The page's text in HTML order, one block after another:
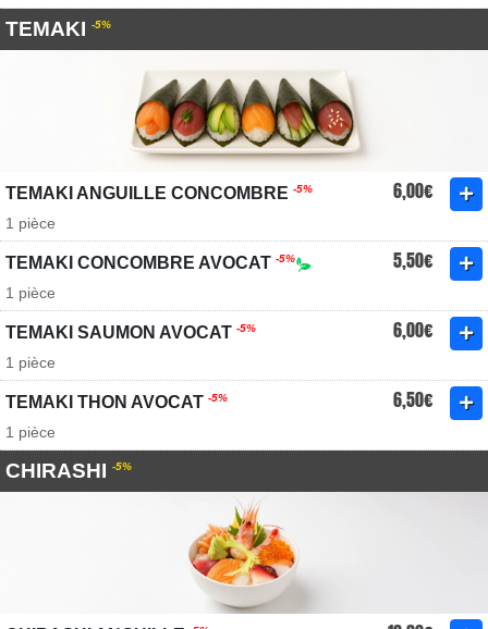
TEMAKI -5%
TEMAKI ANGUILLE CONCOMBRE -5% 6,00€
1 pièce
TEMAKI CONCOMBRE AVOCAT -5% 5,50€
1 pièce
TEMAKI SAUMON AVOCAT -5% 6,00€
1 pièce
TEMAKI THON AVOCAT -5% 6,50€
1 pièce
CHIRASHI -5%